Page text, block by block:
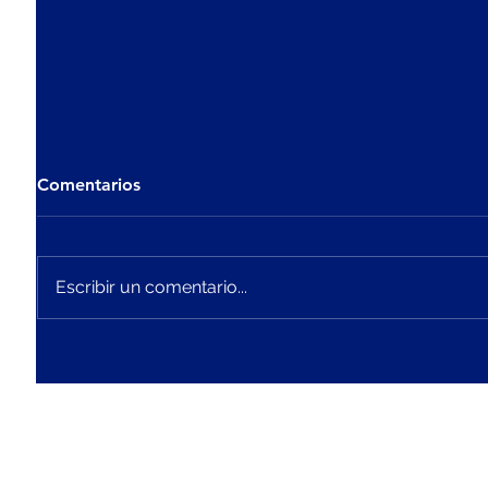
ALTURAS: EL VUELO
Comentarios
Escribir un comentario...